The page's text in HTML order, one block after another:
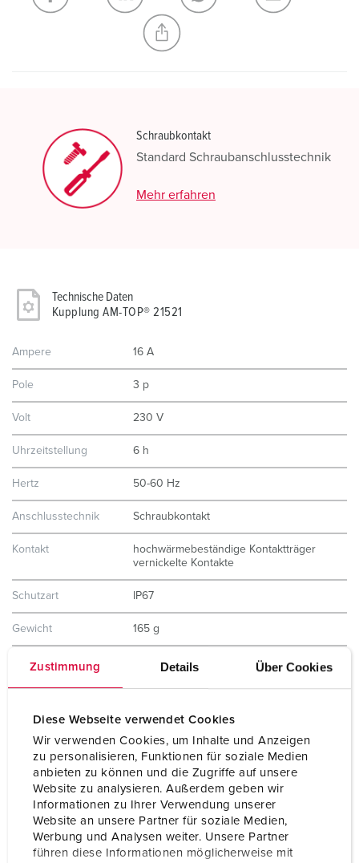
Zustimmung Details Über Cookies
Diese Webseite verwendet Cookies
Wir verwenden Cookies, um Inhalte und Anzeigen
zu personalisieren, Funktionen für soziale Medien
anbieten zu können und die Zugriffe auf unsere
Website zu analysieren. Außerdem geben wir
Informationen zu Ihrer Verwendung unserer
Website an unsere Partner für soziale Medien,
Werbung und Analysen weiter. Unsere Partner
führen diese Informationen möglicherweise mit
Schraubkontakt
Standard Schraubanschlusstechnik
Mehr erfahren
Technische Daten
Kupplung AM-TOP® 21521
Ampere 16 A
Pole 3 p
Volt 230 V
Uhrzeitstellung 6 h
Hertz 50-60 Hz
Anschlusstechnik Schraubkontakt
Kontakt
hochwärmebeständige Kontaktträger
vernickelte Kontakte
Schutzart IP67
Gewicht 165 g
Prüfzeichen